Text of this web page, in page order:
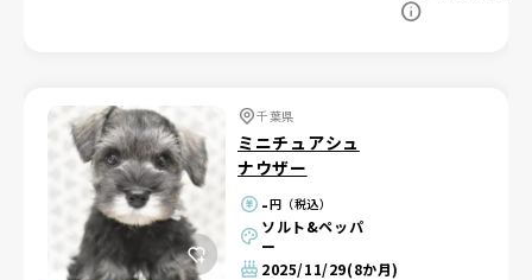
千葉県
ミニチュアシュ
ナウザー
-円（税込）
ソルト&ペッパ
ー
2025/11/29(8か月)